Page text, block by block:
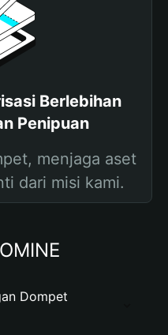
Berlebihan
Penipuan
menjaga aset
dari misi kami.
Dompet